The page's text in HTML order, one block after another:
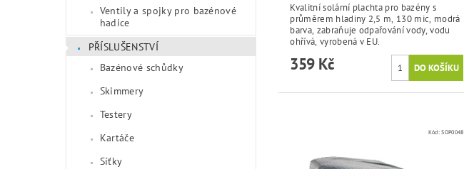
Ventily a spojky pro bazénové
hadice
PŘÍSLUŠENSTVÍ
Bazénové schůdky
Skimmery
Testery
Kartáče
Síťky
Kvalitní solární plachta pro bazény s
průměrem hladiny 2,5 m, 130 mic, modrá
barva, zabraňuje odpařování vody, vodu
ohřívá, vyrobená v EU.
359 Kč
Kód:SOP0048